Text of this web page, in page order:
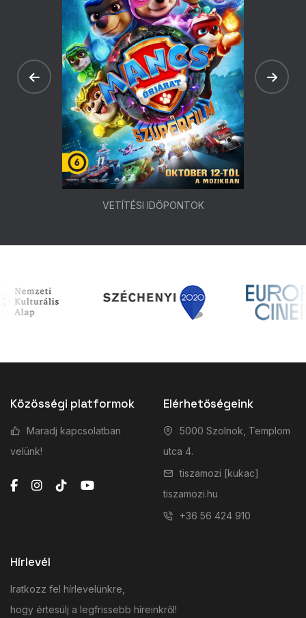
VETÍTÉSI IDŐPONTOK
Közösségi platformok
Maradj kapcsolatban
velünk!
Elérhetőségeink
5000 Szolnok, Templom
utca 4.
tiszamozi [kukac]
tiszamozi.hu
+36 56 424 910
Hírlevél
Iratkozz fel hírlevelünkre,
hogy értesülj a legfrissebb híreinkről!